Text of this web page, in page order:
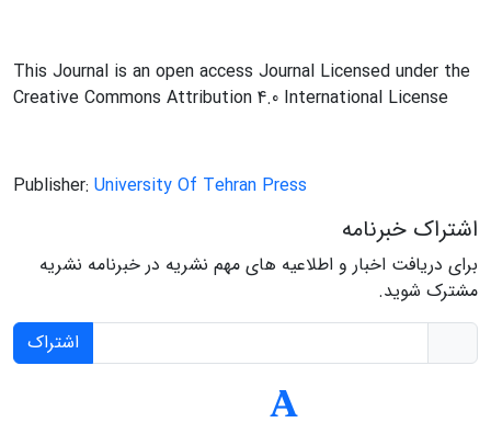
This Journal is an open access Journal Licensed under the
Creative Commons Attribution 4.0 International License
Publisher: University Of Tehran Press
اشتراک خبرنامه
برای دریافت اخبار و اطلاعیه های مهم نشریه در خبرنامه نشریه
مشترک شوید.
اشتراک